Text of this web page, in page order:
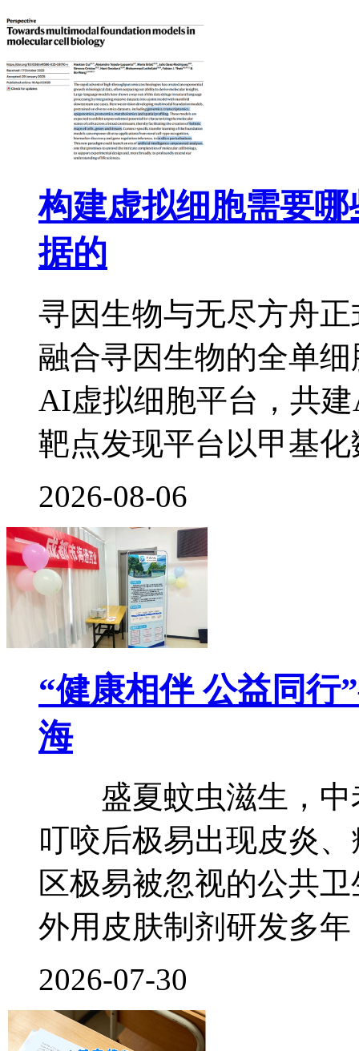
构建虚拟细胞需要
据的
寻因生物与无尽方舟
融合寻因生物的全单
AI虚拟细胞平台，共
靶点发现平台以甲基化
2026-08-06
“健康相伴 公益同
海
盛夏蚊虫滋生，中
叮咬后极易出现皮炎
区极易被忽视的公共
外用皮肤制剂研发多年
2026-07-30